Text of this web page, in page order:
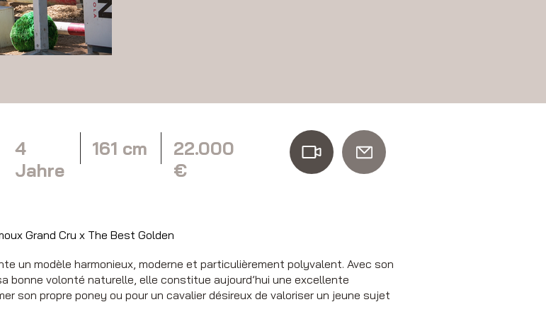
4
Jahre
161 cm
22.000
€
Grand Cru x The Best Golden
un modèle harmonieux, moderne et particulièrement polyvalent. Avec son
bonne volonté naturelle, elle constitue aujourd’hui une excellente
son propre poney ou pour un cavalier désireux de valoriser un jeune sujet